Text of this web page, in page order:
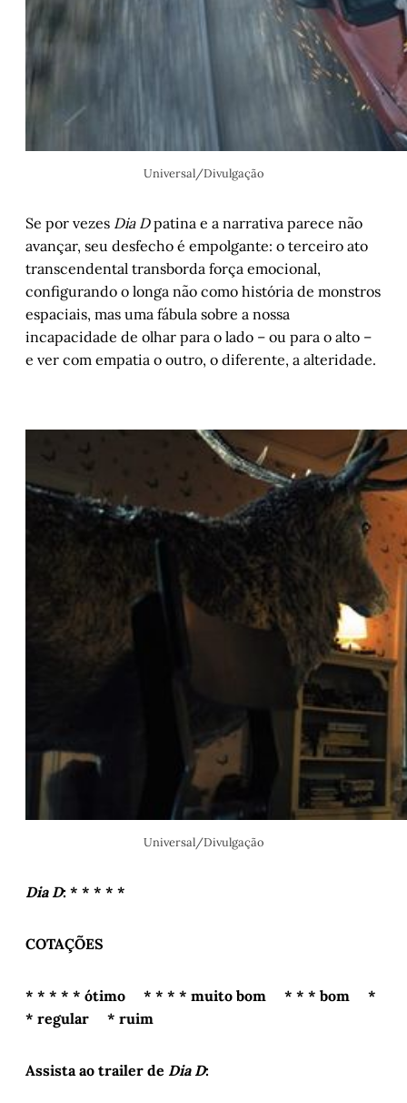
Universal/Divulgação
Se por vezes Dia Dpatina e a narrativa parece não
avançar, seu desfecho é empolgante: o terceiro ato
transcendental transborda força emocional,
configurando o longa não como história de monstros
espaciais, mas uma fábula sobre a nossa
incapacidade de olhar para o lado – ou para o alto –
e ver com empatia o outro, o diferente, a alteridade.
Universal/Divulgação
Dia D: * * * * *
COTAÇÕES
* * * * * ótimo * * * * muito bom * * * bom *
* regular * ruim
Assista ao trailer de Dia D: